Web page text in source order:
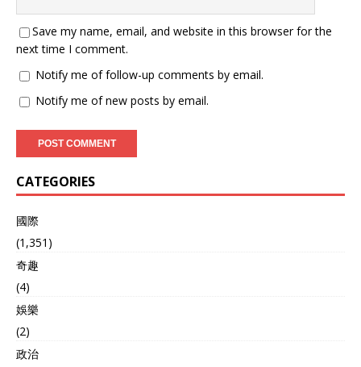
Save my name, email, and website in this browser for the
next time I comment.
Notify me of follow-up comments by email.
Notify me of new posts by email.
CATEGORIES
國際
(1,351)
奇趣
(4)
娛樂
(2)
政治